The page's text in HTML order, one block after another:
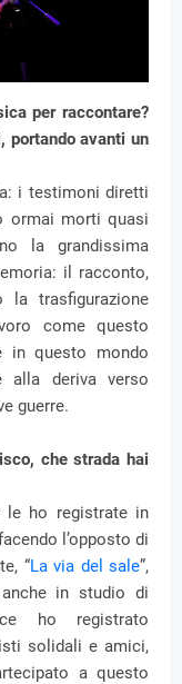
per raccontare?
portando avanti un
i testimoni diretti
ormai morti quasi
la grandissima
il racconto,
la trasfigurazione
come questo
in questo mondo
alla deriva verso
guerre.
che strada hai
ho registrate in
l’opposto di
“La via del sale”,
in studio di
ho registrato
solidali e amici,
a questo